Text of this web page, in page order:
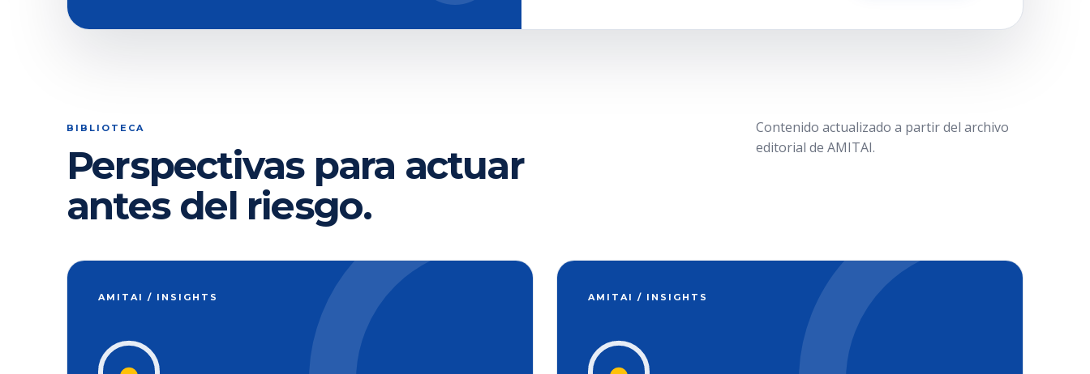
BIBLIOTECA
Perspectivas para actuar
antes del riesgo.
Contenido actualizado a partir del archivo
editorial de AMITAI.
AMITAI / INSIGHTS AMITAI / INSIGHTS